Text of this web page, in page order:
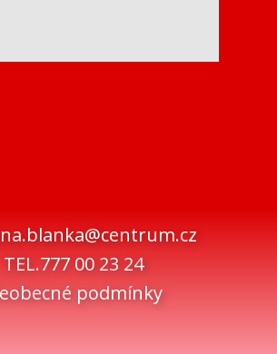
TEL.777 00 23 24
podmínky